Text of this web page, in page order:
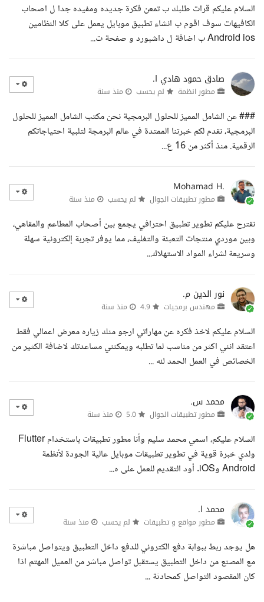
السلام عليكم قرات طلبك ب تمعن فكرة جديده ومفيده جدا ل اصحاب
الكافيهات سوف اقوم ب انشاء تطبيق موبايل يعمل على كلا النظامين
Android ios ب اضافة ل داشبورد و صفحة ت...
صادق حمود هادي ا.
مطور انظمة لم يحسب منذ سنة
### عن الشامل المميز للحلول البرمجية نحن مكتب الشامل المميز للحلول
البرمجية، نقدم لكم خبرتنا الممتدة في عالم البرمجة لتلبية احتياجاتكم
الرقمية. منذ أكثر من 16 ع...
Mohamad H.
مطور تطبيقات الجوال لم يحسب منذ سنة
نقترح عليكم تطوير تطبيق احترافي يجمع بين أصحاب المطاعم والمقاهي،
وبين موردي منتجات التعبئة والتغليف، مما يوفر تجربة إلكترونية سهلة
وسريعة لشراء المواد الاستهلاك...
نور الدين م.
مهندس برمجيات منذ سنة
السلام عليكم لاخذ فكره عن مهاراتي ارجو منك زياره معرض اعمالي فقط
اعتقد انني اكثر من مناسب لما تطلبه ويمكنني مساعدتك لاضافة الكثير من
الخصائص في العمل الحمد لله ...
محمد س.
مطور تطبيقات الجوال منذ سنة
السلام عليكم، اسمي محمد سليم وأنا مطور تطبيقات باستخدام Flutter
ولدي خبرة قوية في تطوير تطبيقات موبايل عالية الجودة لأنظمة
Android وiOS. أود التقديم للعمل على ه...
محمد ا.
مطور مواقع و تطبيقات لم يحسب منذ سنة
هل يوجد ربط ببوابة دفع الكتروني للدفع داخل التطبيق ويتواصل مباشرة
مع المصنع من داخل التطبيق يستقبل تواصل مباشر من العميل المهتم اذا
كان المقصود التواصل كمحادثة ...